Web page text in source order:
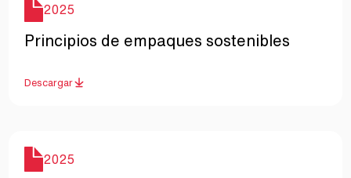
Año
2025
Nombre
Principios de empaques sostenibles
Descargar
Año
2025